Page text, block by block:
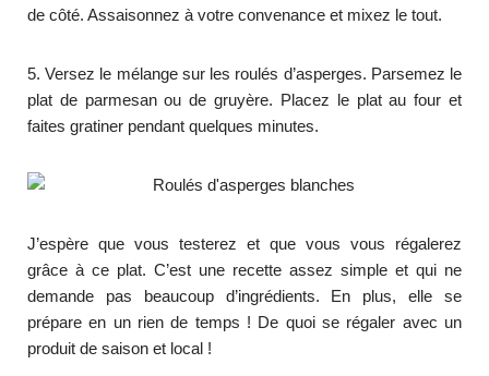
de côté. Assaisonnez à votre convenance et mixez le tout.
5. Versez le mélange sur les roulés d’asperges. Parsemez le
plat de parmesan ou de gruyère. Placez le plat au four et
faites gratiner pendant quelques minutes.
J’espère que vous testerez et que vous vous régalerez
grâce à ce plat. C’est une recette assez simple et qui ne
demande pas beaucoup d’ingrédients. En plus, elle se
prépare en un rien de temps ! De quoi se régaler avec un
produit de saison et local !